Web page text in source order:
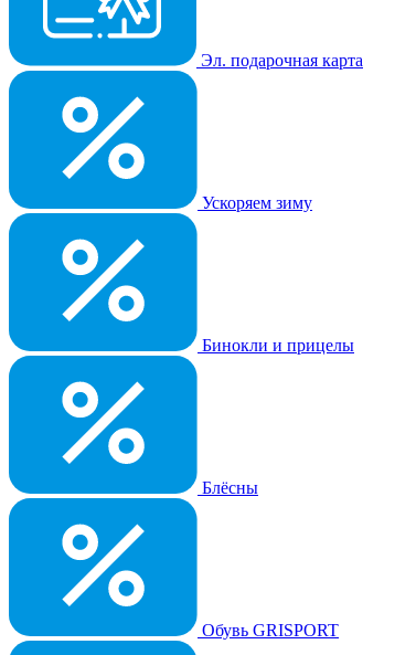
Эл. подарочная карта
Ускоряем зиму
Бинокли и прицелы
Блёсны
Обувь GRISPORT